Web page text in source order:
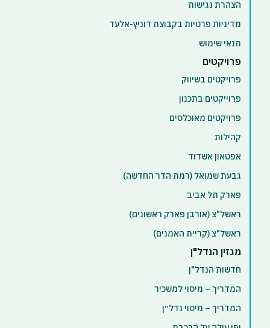
הצהרת נגישות
מדיניות פרטיות בקבוצת דוניץ-אלעד
תנאי שימוש
פרויקטים
פרויקטים בשיווק
פרוייקטים בתכנון
פרויקטים מאוכלסים
קהילות
אפטאון אשדוד
גבעת שמואל (רמת הדר החדשה)
פארק תל אביב
ראשל"צ (אורבן פארק ראשונים)
ראשל"צ (קריית האמנים)
מגזין הנדל"ן
חדשות הנדל"ן
המדריך – מיסוי למשכיר
המדריך – מיסוי נדל״ן